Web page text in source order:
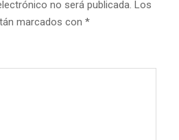
no será publicada. Los
marcados con *